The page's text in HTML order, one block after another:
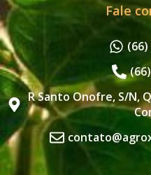
Fale
(66)
R Santo Onofre, S/N,